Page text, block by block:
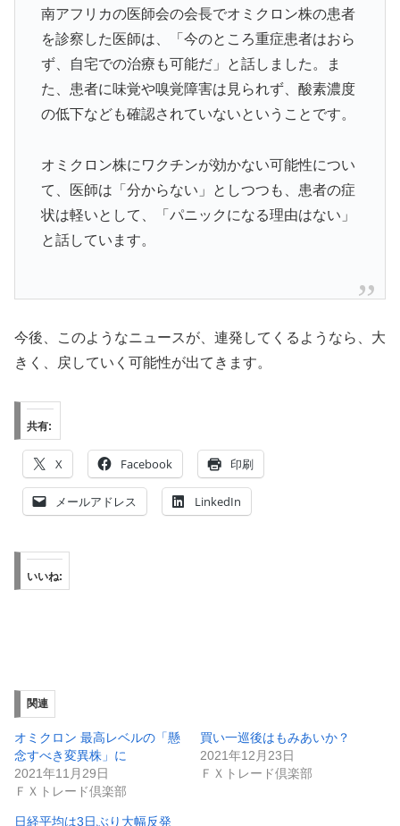
南アフリカの医師会の会長でオミクロン株の患者
を診察した医師は、「今のところ重症患者はおら
ず、自宅での治療も可能だ」と話しました。ま
た、患者に味覚や嗅覚障害は見られず、酸素濃度
の低下なども確認されていないということです。
オミクロン株にワクチンが効かない可能性につい
て、医師は「分からない」としつつも、患者の症
状は軽いとして、「パニックになる理由はない」
と話しています。
今後、このようなニュースが、連発してくるようなら、大
きく、戻していく可能性が出てきます。
共有:
X Facebook 印刷
メールアドレス LinkedIn
いいね:
関連
オミクロン 最高レベルの「懸
念すべき変異株」に
2021年11月29日
ＦＸトレード倶楽部
買い一巡後はもみあいか？
2021年12月23日
ＦＸトレード倶楽部
日経平均は3日ぶり大幅反発